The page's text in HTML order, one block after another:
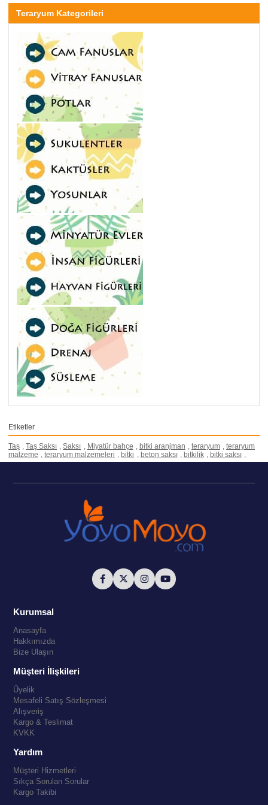
Teraryum Kategorileri
Etiketler
Taş , Taş Saksı , Saksı , Miyatür bahçe , bitki aranjman , teraryum , teraryum
malzeme , teraryum malzemeleri , bitki , beton saksı , bitkilik , bitki saksı ,
Kurumsal
Anasayfa
Hakkımızda
Bize Ulaşın
Müşteri İlişkileri
Üyelik
Mesafeli Satış Sözleşmesi
Alışveriş
Kargo & Teslimat
KVKK
Yardım
Müşteri Hizmetleri
Sıkça Sorulan Sorular
Kargo Takibi